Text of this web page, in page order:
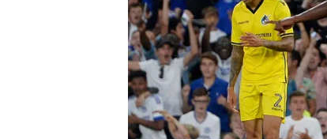
reklam/pazarlama
Çerezlere ilişkin
butonuna tıklayabilir,
6698 sayılı Kişisel
mevzuata uygun olarak